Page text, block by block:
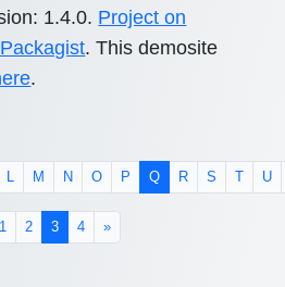
1.4.0. Project on
. This demosite
.
L M N O P Q R S U
1 2 3(current)
4 »